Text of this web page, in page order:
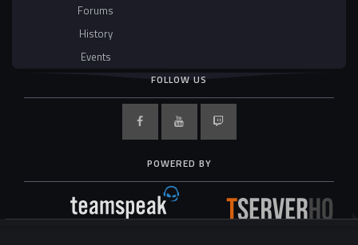
Forums
History
Events
FOLLOW US
POWERED BY